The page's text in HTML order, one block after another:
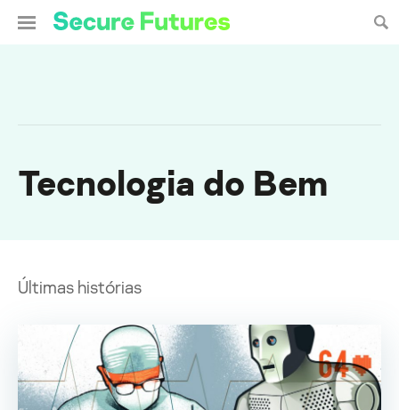
Tecnologia do Bem
Últimas histórias